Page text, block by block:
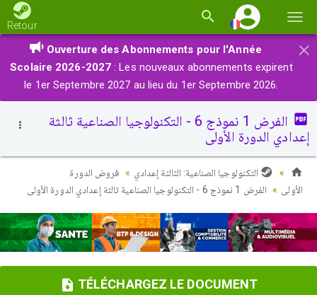
la
Retour
×
Ouverture des Abonnements pour l'Année
Scolaire 2026-2027 : Les nouveaux abonnements expirent
le 1er Septembre 2027 au lieu du 1er Septembre 2026.
الفرض 1 نموذج 6 - التكنولوجيا الصناعية ثالثة
إعدادي الدورة الأولى
التكنولوجيا الصناعية: الثالثة إعدادي
فروض الدورة
الأولى
الفرض 1 نموذج 6 - التكنولوجيا الصناعية ثالثة إعدادي الدورة الأولى
TÉLÉCHARGEZ LE DOCUMENT